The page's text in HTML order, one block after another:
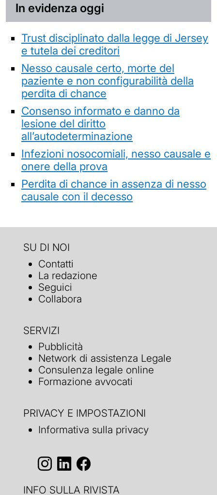
In evidenza oggi
Trust disciplinato dalla legge di Jersey
e tutela dei creditori
Nesso causale certo, morte del
paziente e non configurabilità della
perdita di chance
Consenso informato e danno da
lesione del diritto
all’autodeterminazione
Infezioni nosocomiali, nesso causale e
onere della prova
Perdita di chance in assenza di nesso
causale con il decesso
SU DI NOI
Contatti
La redazione
Seguici
Collabora
SERVIZI
Pubblicità
Network di assistenza Legale
Consulenza legale online
Formazione avvocati
PRIVACY E IMPOSTAZIONI
Informativa sulla privacy
INFO SULLA RIVISTA